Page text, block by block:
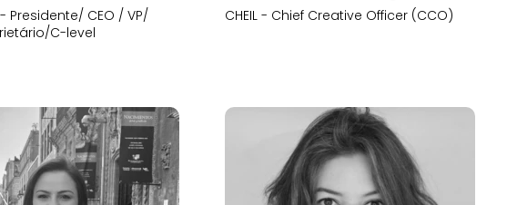
- Presidente/ CEO / VP/
C-level
CHEIL - Chief Creative Officer (CCO)